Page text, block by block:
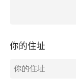
你的住址